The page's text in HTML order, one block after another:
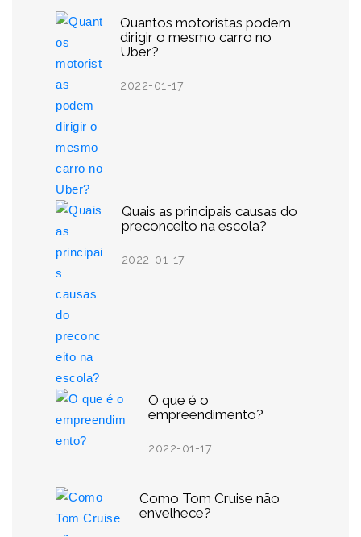
Quantos motoristas podem
dirigir o mesmo carro no
Uber?
2022-01-17
Quais as principais causas do
preconceito na escola?
2022-01-17
O que é o
empreendimento?
2022-01-17
Como Tom Cruise não
envelhece?